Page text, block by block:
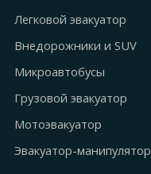
Легковой эвакуатор
Внедорожники и SUV
Микроавтобусы
Грузовой эвакуатор
Мотоэвакуатор
Эвакуатор-манипулятор